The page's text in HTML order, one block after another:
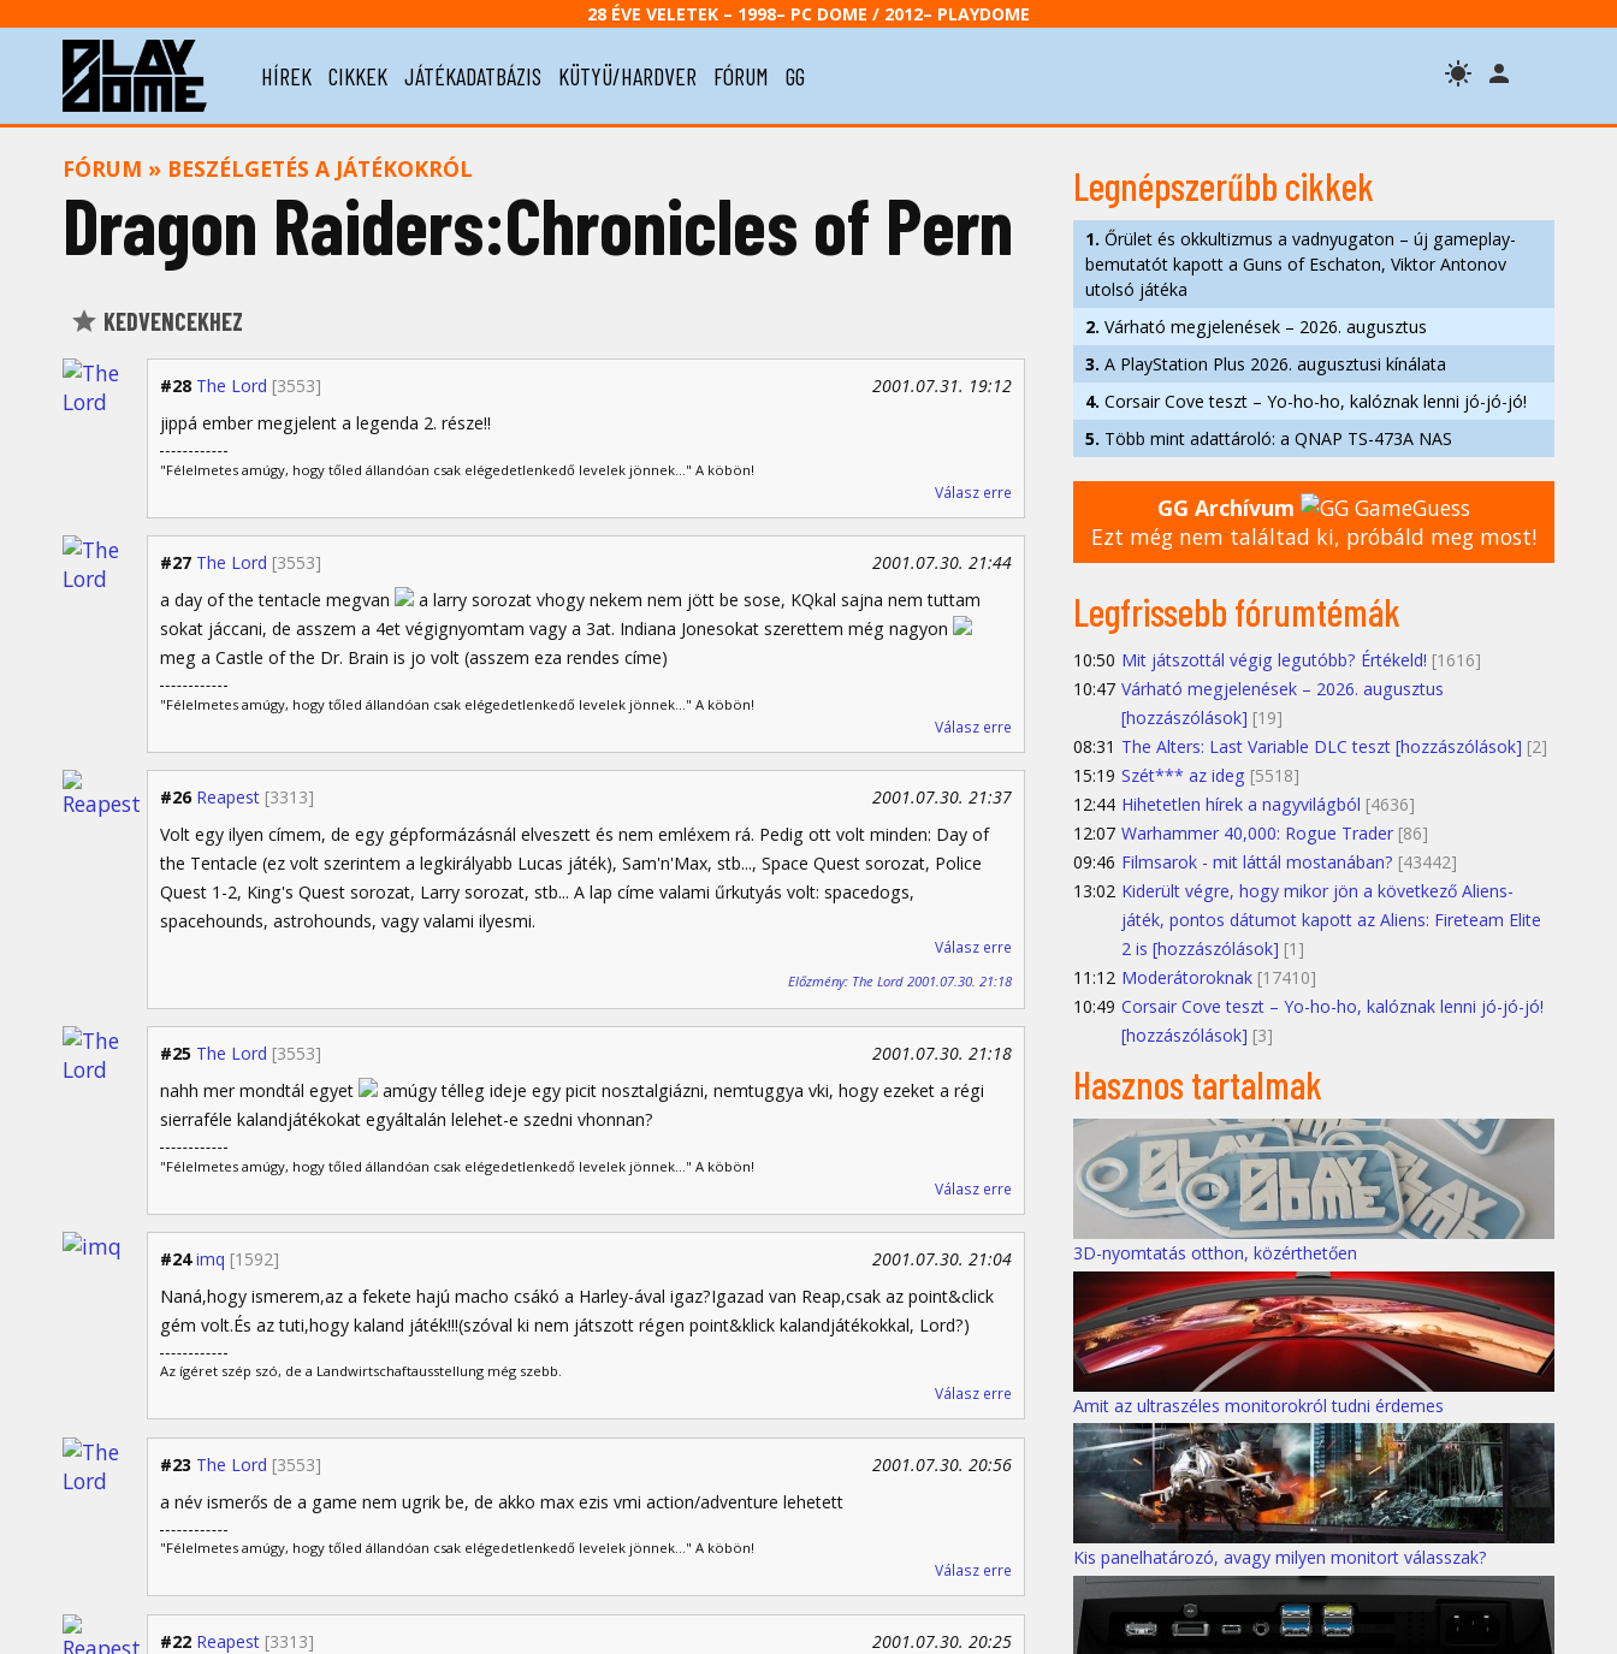
28 ÉVE VELETEK – 1998– PC DOME / 2012– PLAYDOME
HÍREK CIKKEK JÁTÉKADATBÁZIS KÜTYÜ/HARDVER FÓRUM GG
FÓRUM » BESZÉLGETÉS A JÁTÉKOKRÓL
Dragon Raiders:Chronicles of Pern
KEDVENCEKHEZ
#28 The Lord [3553]
2001.07.31. 19:12
jippá ember megjelent a legenda 2. része!!
"Félelmetes amúgy, hogy tőled állandóan csak elégedetlenkedő levelek jönnek..." A köbön!
Válasz erre
#27 The Lord [3553]
2001.07.30. 21:44
a day of the tentacle megvan
a larry sorozat vhogy nekem nem jött be sose, KQkal sajna nem tuttam
sokat jáccani, de asszem a 4et végignyomtam vagy a 3at. Indiana Jonesokat szerettem még nagyon
meg a Castle of the Dr. Brain is jo volt (asszem eza rendes címe)
"Félelmetes amúgy, hogy tőled állandóan csak elégedetlenkedő levelek jönnek..." A köbön!
Válasz erre
#26 Reapest [3313]
2001.07.30. 21:37
Volt egy ilyen címem, de egy gépformázásnál elveszett és nem emléxem rá. Pedig ott volt minden: Day of
the Tentacle (ez volt szerintem a legkirályabb Lucas játék), Sam'n'Max, stb..., Space Quest sorozat, Police
Quest 1-2, King's Quest sorozat, Larry sorozat, stb... A lap címe valami űrkutyás volt: spacedogs,
spacehounds, astrohounds, vagy valami ilyesmi.
Válasz erre
Előzmény: The Lord 2001.07.30. 21:18
#25 The Lord [3553]
2001.07.30. 21:18
nahh mer mondtál egyet
amúgy télleg ideje egy picit nosztalgiázni, nemtuggya vki, hogy ezeket a régi
sierraféle kalandjátékokat egyáltalán lelehet-e szedni vhonnan?
"Félelmetes amúgy, hogy tőled állandóan csak elégedetlenkedő levelek jönnek..." A köbön!
Válasz erre
#24 imq [1592]
2001.07.30. 21:04
Naná,hogy ismerem,az a fekete hajú macho csákó a Harley-ával igaz?Igazad van Reap,csak az point&click
gém volt.És az tuti,hogy kaland játék!!!(szóval ki nem játszott régen point&klick kalandjátékokkal, Lord?)
Az ígéret szép szó, de a Landwirtschaftausstellung még szebb.
Válasz erre
#23 The Lord [3553]
2001.07.30. 20:56
a név ismerős de a game nem ugrik be, de akko max ezis vmi action/adventure lehetett
"Félelmetes amúgy, hogy tőled állandóan csak elégedetlenkedő levelek jönnek..." A köbön!
Válasz erre
#22 Reapest [3313]
2001.07.30. 20:25
Legnépszerűbb cikkek
1. Őrület és okkultizmus a vadnyugaton – új gameplay-
bemutatót kapott a Guns of Eschaton, Viktor Antonov
utolsó játéka
2. Várható megjelenések – 2026. augusztus
3. A PlayStation Plus 2026. augusztusi kínálata
4. Corsair Cove teszt – Yo-ho-ho, kalóznak lenni jó-jó-jó!
5. Több mint adattároló: a QNAP TS-473A NAS
GG Archívum
Ezt még nem találtad ki, próbáld meg most!
Legfrissebb fórumtémák
10:50 Mit játszottál végig legutóbb? Értékeld! [1616]
10:47 Várható megjelenések – 2026. augusztus
[hozzászólások] [19]
08:31 The Alters: Last Variable DLC teszt [hozzászólások] [2]
15:19 Szét*** az ideg [5518]
12:44 Hihetetlen hírek a nagyvilágból [4636]
12:07 Warhammer 40,000: Rogue Trader [86]
09:46 Filmsarok - mit láttál mostanában? [43442]
13:02 Kiderült végre, hogy mikor jön a következő Aliens-
játék, pontos dátumot kapott az Aliens: Fireteam Elite
2 is [hozzászólások] [1]
11:12 Moderátoroknak [17410]
10:49 Corsair Cove teszt – Yo-ho-ho, kalóznak lenni jó-jó-jó!
[hozzászólások] [3]
Hasznos tartalmak
3D-nyomtatás otthon, közérthetően
Amit az ultraszéles monitorokról tudni érdemes
Kis panelhatározó, avagy milyen monitort válasszak?